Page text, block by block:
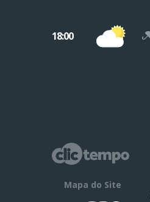
18:00
Mapa do Site